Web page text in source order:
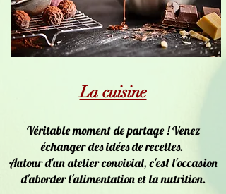
La cuisine
Véritable moment de partage ! Venez
échanger des idées de recettes.
Autour d'un atelier convivial, c'est l'occasion
d'aborder l'alimentation et la nutrition.